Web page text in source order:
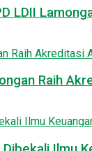
LDII
Raih